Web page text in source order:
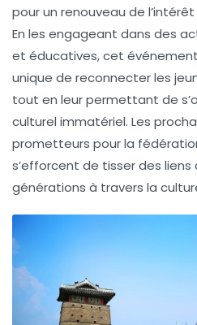
pour un renouveau de
En les engageant dans des
et éducatives, cet
unique de reconnecter les
tout en leur permettant de
culturel immatériel. Les
prometteurs pour la
s’efforcent de tisser des liens
générations à travers la